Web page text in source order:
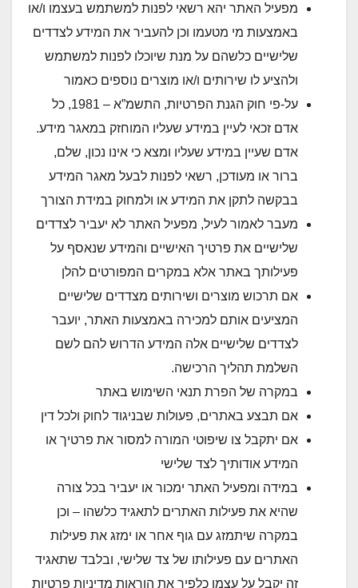
מפעיל האתר יהא רשאי לפנות למשתמש בעצמו ו/או
באמצעות מי מטעמו וכן להעביר את המידע לצדדים
שלישיים כלשהם על מנת שיוכלו לפנות למשתמש
ולהציע לו שירותים ו/או מוצרים נוספים כאמור
על-פי חוק הגנת הפרטיות, התשמ”א – 1981, כל
אדם זכאי לעיין במידע שעליו המוחזק במאגר מידע.
אדם שעיין במידע שעליו ומצא כי אינו נכון, שלם,
ברור או מעודכן, רשאי לפנות לבעל מאגר המידע
בבקשה לתקן את המידע או ולמחוק במידת הצורך
מעבר לאמור לעיל, מפעיל האתר לא יעביר לצדדים
שלישיים את פרטיך האישיים והמידע שנאסף על
פעילותך באתר אלא במקרים המפורטים להלן
אם תרכוש מוצרים ושירותים מצדדים שלישיים
המציעים אותם למכירה באמצעות האתר, יועבר
לצדדים שלישיים אלה המידע הדרוש להם לשם
השלמת תהליך הרכישה.
במקרה של הפרת תנאי השימוש באתר
אם תבצע באתרים, פעולות שבניגוד לחוק ולכל דין
אם יתקבל צו שיפוטי המורה למסור את פרטיך או
המידע אודותיך לצד שלישי
במידה ומפעיל האתר ימכור או יעביר בכל צורה
שהיא את פעילות האתרים לתאגיד כלשהו – וכן
במקרה שיתמזג עם גוף אחר או ימזג את פעילות
האתרים עם פעילותו של צד שלישי, ובלבד שתאגיד
זה יקבל על עצמו כלפיך את הוראות מדיניות פרטיות